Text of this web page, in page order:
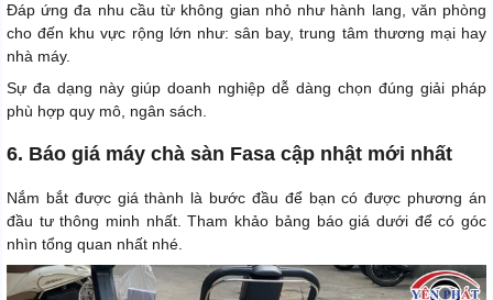
Đáp ứng đa nhu cầu từ không gian nhỏ như hành lang, văn phòng
cho đến khu vực rộng lớn như: sân bay, trung tâm thương mại hay
nhà máy.
Sự đa dạng này giúp doanh nghiệp dễ dàng chọn đúng giải pháp
phù hợp quy mô, ngân sách.
6. Báo giá máy chà sàn Fasa cập nhật mới nhất
Nắm bắt được giá thành là bước đầu để bạn có được phương án
đầu tư thông minh nhất. Tham khảo bảng báo giá dưới để có góc
nhìn tổng quan nhất nhé.